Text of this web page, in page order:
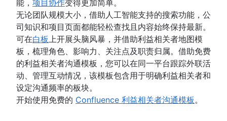
能， 项目协作变得更加简单。
无论团队规模大小，借助人工智能支持的搜索功能，公
司知识和项目页面都能轻松查找且内容始终保持最新。
可在白板 上开展头脑风暴，并借助利益相关者地图模
板，梳理角色、影响力、关注点及职责归属。借助免费
的利益相关者沟通模板，您可以在同一平台跟踪外联活
动、管理互动情况，该模板包含用于明确利益相关者和
设定沟通频率的板块。
开始使用免费的 Confluence 利益相关者沟通模板 。